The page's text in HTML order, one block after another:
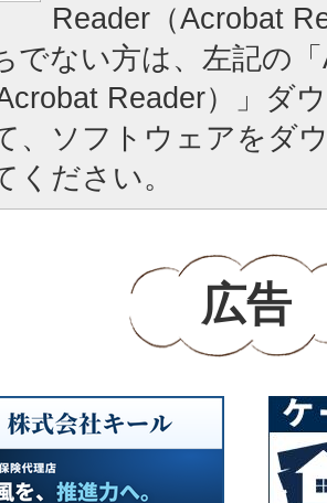
Reader（Acrobat
でない方は、左記の
Reader）」ダ
、ソフトウェアをダ
ください。
広告